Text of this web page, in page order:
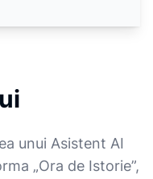
unui Asistent AI
„Ora de Istorie”,